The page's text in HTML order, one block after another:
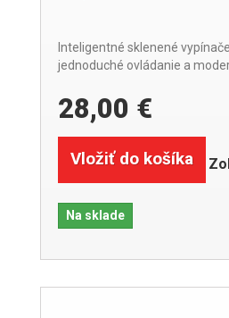
Inteligentné sklenené
jednoduché ovládanie a
28,00 €
Vložiť do košíka
Na sklade